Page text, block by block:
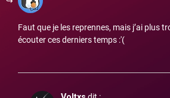
Faut que je les reprennes, mais j’ai plus
écouter ces derniers temps :'(